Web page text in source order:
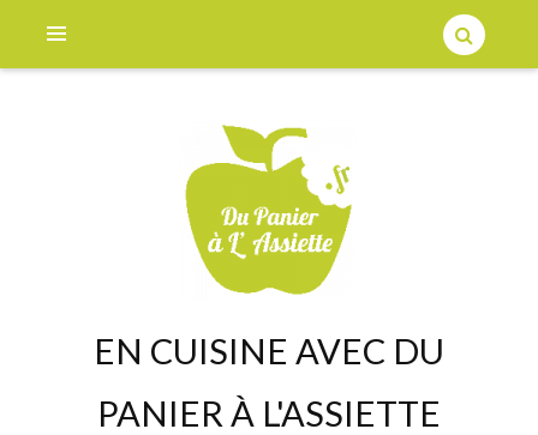
EN CUISINE AVEC DU
PANIER À L'ASSIETTE